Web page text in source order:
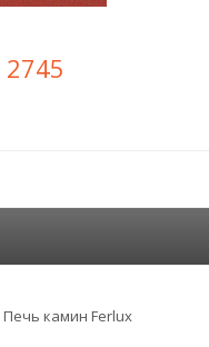
Печь камин Ferlux